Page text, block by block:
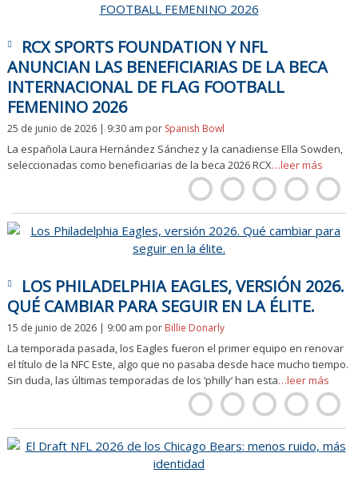
RCX SPORTS FOUNDATION Y NFL
ANUNCIAN LAS BENEFICIARIAS DE LA BECA
INTERNACIONAL DE FLAG FOOTBALL
FEMENINO 2026
25 de junio de 2026 | 9:30 am por Spanish Bowl
La española Laura Hernández Sánchez y la canadiense Ella Sowden,
seleccionadas como beneficiarias de la beca 2026 RCX…leer más
LOS PHILADELPHIA EAGLES, VERSIÓN 2026.
QUÉ CAMBIAR PARA SEGUIR EN LA ÉLITE.
15 de junio de 2026 | 9:00 am por Billie Donarly
La temporada pasada, los Eagles fueron el primer equipo en renovar
el título de la NFC Este, algo que no pasaba desde hace mucho tiempo.
Sin duda, las últimas temporadas de los ‘philly’ han esta…leer más